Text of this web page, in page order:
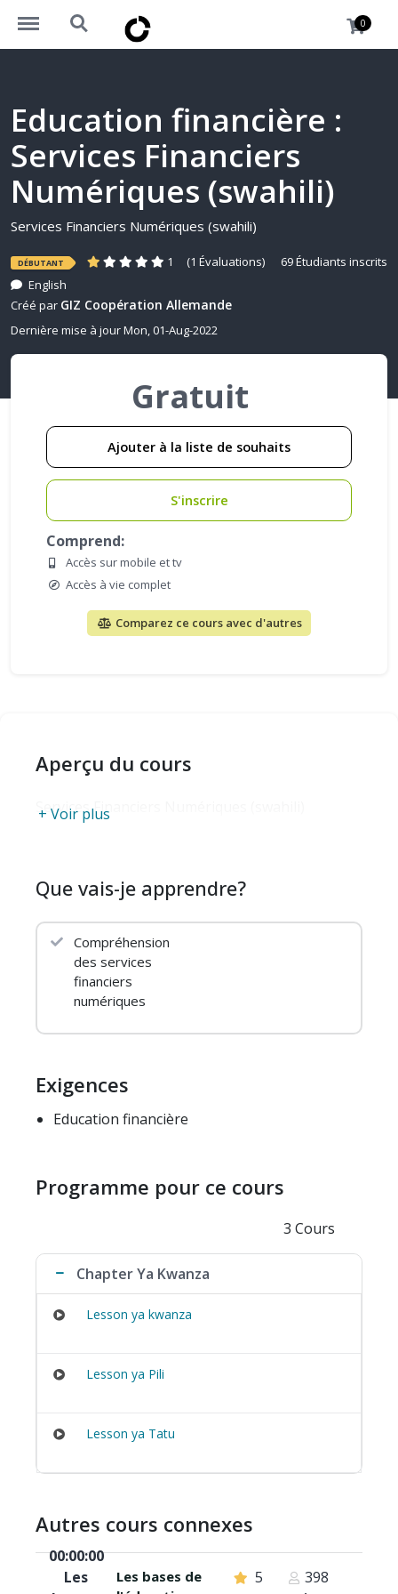
https://www.okademy.africa/menu
https://www.okademy.africa/search 0
Education financière :
Services Financiers
Numériques (swahili)
Services Financiers Numériques (swahili)
DÉBUTANT 1 (1 Évaluations)
69 Étudiants inscrits
English
Créé par GIZ Coopération Allemande
Dernière mise à jour Mon, 01-Aug-2022
+ Voir plus
Aperçu du cours
Services Financiers Numériques (swahili)
Que vais-je apprendre?
Compréhension
des services
financiers
numériques
Exigences
Education financière
Programme pour ce cours
3 Cours
Chapter Ya Kwanza
Lesson ya kwanza
Lesson ya Pili
Lesson ya Tatu
Autres cours connexes
00:00:00
Les
Les bases de
5 398
Gratuit
Ajouter à la liste de souhaits
S'inscrire
Comprend:
Accès sur mobile et tv
Accès à vie complet
Comparez ce cours avec d'autres